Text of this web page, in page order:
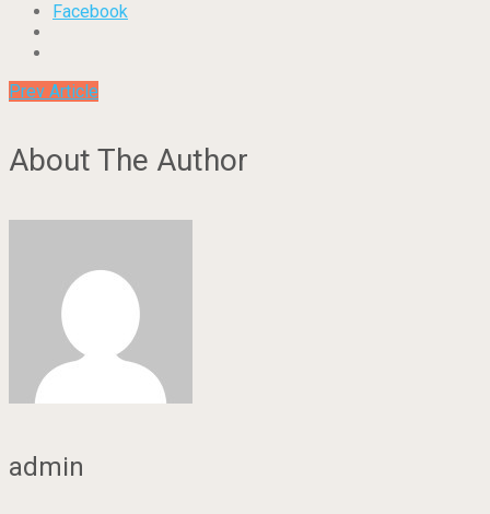
Facebook
Prev Article
About The Author
admin